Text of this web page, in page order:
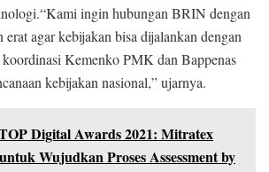
ingin hubungan BRIN dengan
erat agar kebijakan bisa dijalankan dengan
Kemenko PMK dan Bappenas
kebijakan nasional,” ujarnya.
Digital Awards 2021: Mitratex
Wujudkan Proses Assessment by